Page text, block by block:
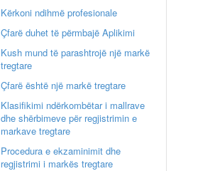
Kërkoni ndihmë profesionale
Çfarë duhet të përmbajë Aplikimi
Kush mund të parashtrojë një markë
tregtare
Çfarë është një markë tregtare
Klasifikimi ndërkombëtar i mallrave
dhe shërbimeve për regjistrimin e
markave tregtare
Procedura e ekzaminimit dhe
regjistrimi i markës tregtare